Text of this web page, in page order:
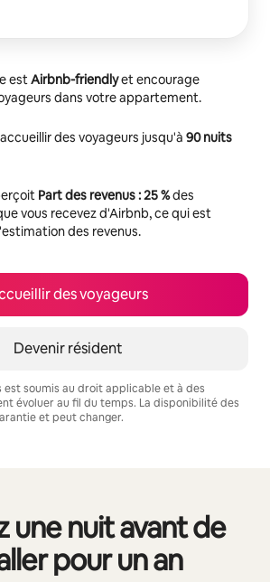
estAirbnb-friendlyet encourage
dans votre appartement.
des voyageurs jusqu'à 90 nuits
Part des revenus : 25 %des
vous recevez d'Airbnb, ce qui est
des revenus.
des voyageurs
Devenir résident
est soumis au droit applicable et à des
évoluer au fil du temps. La disponibilité des
et peut changer.
une nuit avant de
pour un an